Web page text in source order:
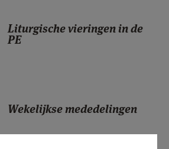
OF REGISTREREN
Liturgische vieringen in de
PE
Wekelijkse mededelingen